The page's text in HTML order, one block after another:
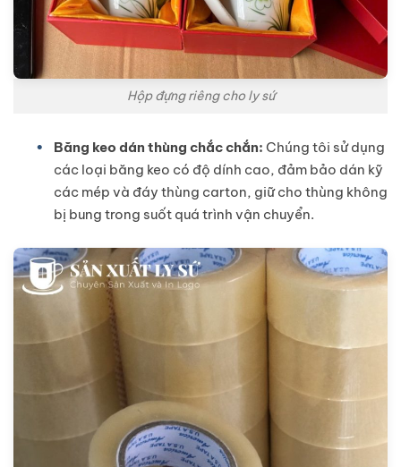
Hộp đựng riêng cho ly sứ
Băng keo dán thùng chắc chắn: Chúng tôi sử dụng
các loại băng keo có độ dính cao, đảm bảo dán kỹ
các mép và đáy thùng carton, giữ cho thùng không
bị bung trong suốt quá trình vận chuyển.